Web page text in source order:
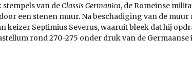
van deClassis Germanica, de Romeinse
een stenen muur. Na beschadiging van de
keizer Septimius Severus, waaruit bleek dat hij
rond 270-275 onder druk van de Germaanse